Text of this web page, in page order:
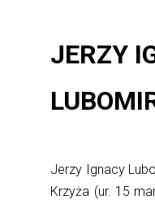
JERZY
Jerzy Ignacy
Krzyża (ur. 15